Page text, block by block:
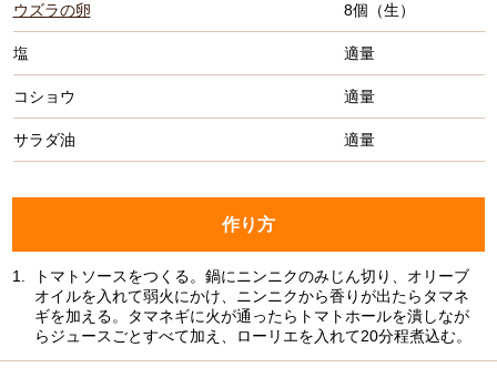
ウズラの卵 8個（生）
塩 適量
コショウ 適量
サラダ油 適量
作り方
1.
トマトソースをつくる。鍋にニンニクのみじん切り、オリーブ
オイルを入れて弱火にかけ、ニンニクから香りが出たらタマネ
ギを加える。タマネギに火が通ったらトマトホールを潰しなが
らジュースごとすべて加え、ローリエを入れて20分程煮込む。